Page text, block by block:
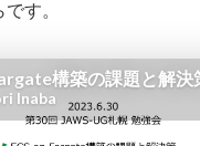
す。